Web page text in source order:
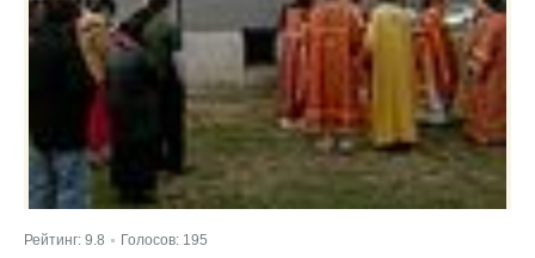
Рейтинг: 9.8 Голосов: 195